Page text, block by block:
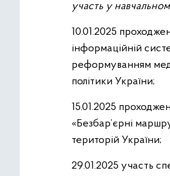
участь у
10.01.2025
інформаційній
реформуванням
політики України;
15.01.2025
«Безбар’єрні
територій України;
29.01.2025 участь